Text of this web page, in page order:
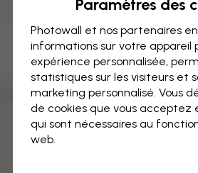
Iris - Vintage Pâle
IMPRESSION SUR TOILE
Paramètres des
Photowall et nos partenaires
informations sur votre appareil
expérience personnalisée,
statistiques sur les visiteurs et
marketing personnalisé. Vous
de cookies que vous acceptez
qui sont nécessaires au
web.